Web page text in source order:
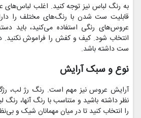
به رنگ لباس نیز توجه کنید. اغلب
قابلیت ست شدن با رنگ‌های مختلف را
عروس‌های رنگی استفاده می‌کنید، باید
انتخاب شود. کیف و کفش را فراموش نکنید.
ست داشته باشد.
نوع و سبک آرایش
آرایش عروس نیز مهم است. رنگ رژ لب،
نظر داشته باشید و متناسب با رنگ آنها،
را انتخاب کنید تا در میان مهمانان شیک و